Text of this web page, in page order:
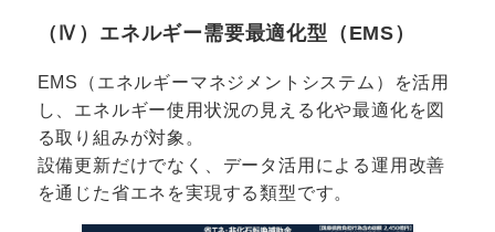
（Ⅳ）エネルギー需要最適化型（EMS）
EMS（エネルギーマネジメントシステム）を活用
し、エネルギー使用状況の見える化や最適化を図
る取り組みが対象。
設備更新だけでなく、データ活用による運用改善
を通じた省エネを実現する類型です。